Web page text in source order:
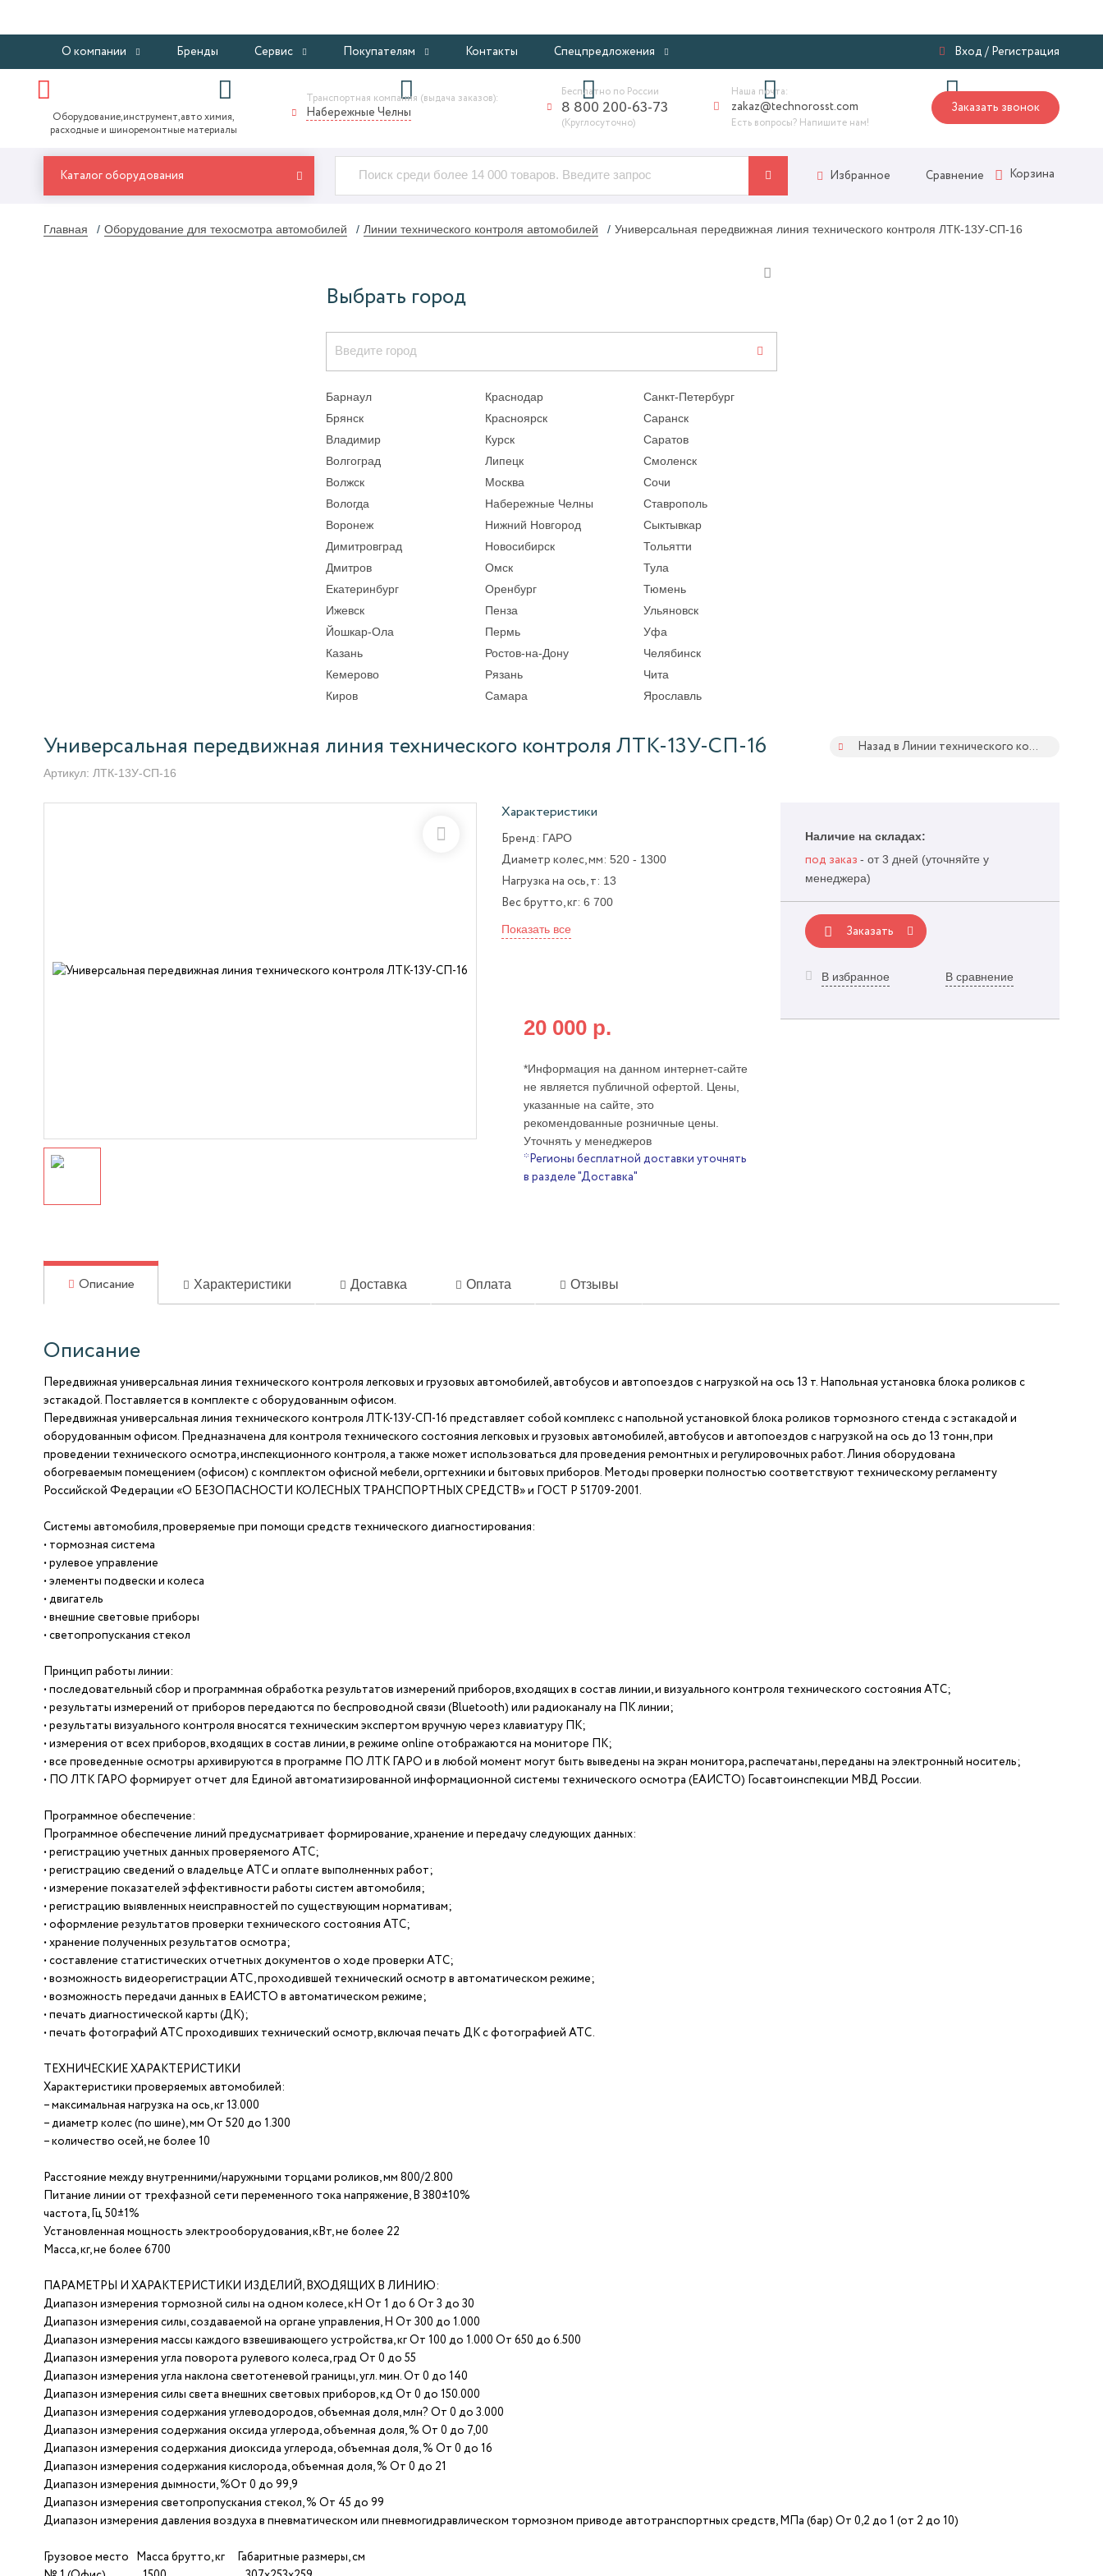
О компании Бренды Сервис Покупателям Контакты Спецпредложения Вход / Регистрация
Оборудование,инструмент,авто химия,
расходные и шиноремонтные материалы
Транспортная компания (выдача заказов):
Набережные Челны
Бесплатно по России
8 800 200-63-73
(Круглосуточно)
Наша почта:
zakaz@technorosst.com
Есть вопросы? Напишите нам!
Заказать звонок
Каталог оборудования Избранное Сравнение Корзина
Главная Оборудование для техосмотра автомобилей Линии технического контроля автомобилей Универсальная передвижная линия технического контроля ЛТК-13У-СП-16
Выбрать город
Барнаул
Брянск
Владимир
Волгоград
Волжск
Вологда
Воронеж
Димитровград
Дмитров
Екатеринбург
Ижевск
Йошкар-Ола
Казань
Кемерово
Киров
Краснодар
Красноярск
Курск
Липецк
Москва
Набережные Челны
Нижний Новгород
Новосибирск
Омск
Оренбург
Пенза
Пермь
Ростов-на-Дону
Рязань
Самара
Санкт-Петербург
Саранск
Саратов
Смоленск
Сочи
Ставрополь
Сыктывкар
Тольятти
Тула
Тюмень
Ульяновск
Уфа
Челябинск
Чита
Ярославль
Универсальная передвижная линия технического контроля ЛТК-13У-СП-16 Назад в Линии технического контроля
Артикул: ЛТК-13У-СП-16
Характеристики
Бренд: ГАРО
Диаметр колес, мм: 520 - 1300
Нагрузка на ось, т: 13
Вес брутто, кг: 6 700
Показать все
20 000 р.
*Информация на данном интернет-сайте
не является публичной офертой. Цены,
указанные на сайте, это
рекомендованные розничные цены.
Уточнять у менеджеров
*Регионы бесплатной доставки уточнять
в разделе "Доставка"
Наличие на складах:
под заказ - от 3 дней (уточняйте у
менеджера)
Заказать
В избранное В сравнение
Описание Характеристики Доставка Оплата Отзывы
Описание
Передвижная универсальная линия технического контроля легковых и грузовых автомобилей, автобусов и автопоездов с нагрузкой на ось 13 т. Напольная установка блока роликов с
эстакадой. Поставляется в комплекте с оборудованным офисом.
Передвижная универсальная линия технического контроля ЛТК-13У-СП-16 представляет собой комплекс с напольной установкой блока роликов тормозного стенда с эстакадой и
оборудованным офисом. Предназначена для контроля технического состояния легковых и грузовых автомобилей, автобусов и автопоездов с нагрузкой на ось до 13 тонн, при
проведении технического осмотра, инспекционного контроля, а также может использоваться для проведения ремонтных и регулировочных работ. Линия оборудована
обогреваемым помещением (офисом) с комплектом офисной мебели, оргтехники и бытовых приборов. Методы проверки полностью соответствуют техническому регламенту
Российской Федерации «О БЕЗОПАСНОСТИ КОЛЕСНЫХ ТРАНСПОРТНЫХ СРЕДСТВ» и ГОСТ Р 51709-2001.
Системы автомобиля, проверяемые при помощи средств технического диагностирования:
• тормозная система
• рулевое управление
• элементы подвески и колеса
• двигатель
• внешние световые приборы
• светопропускания стекол
Принцип работы линии:
• последовательный сбор и программная обработка результатов измерений приборов, входящих в состав линии, и визуального контроля технического состояния АТС;
• результаты измерений от приборов передаются по беспроводной связи (Bluetooth) или радиоканалу на ПК линии;
• результаты визуального контроля вносятся техническим экспертом вручную через клавиатуру ПК;
• измерения от всех приборов, входящих в состав линии, в режиме online отображаются на мониторе ПК;
• все проведенные осмотры архивируются в программе ПО ЛТК ГАРО и в любой момент могут быть выведены на экран монитора, распечатаны, переданы на электронный носитель;
• ПО ЛТК ГАРО формирует отчет для Единой автоматизированной информационной системы технического осмотра (ЕАИСТО) Госавтоинспекции МВД России.
Программное обеспечение:
Программное обеспечение линий предусматривает формирование, хранение и передачу следующих данных:
• регистрацию учетных данных проверяемого АТС;
• регистрацию сведений о владельце АТС и оплате выполненных работ;
• измерение показателей эффективности работы систем автомобиля;
• регистрацию выявленных неисправностей по существующим нормативам;
• оформление результатов проверки технического состояния АТС;
• хранение полученных результатов осмотра;
• составление статистических отчетных документов о ходе проверки АТС;
• возможность видеорегистрации АТС, проходившей технический осмотр в автоматическом режиме;
• возможность передачи данных в ЕАИСТО в автоматическом режиме;
• печать диагностической карты (ДК);
• печать фотографий АТС проходивших технический осмотр, включая печать ДК с фотографией АТС.
ТЕХНИЧЕСКИЕ ХАРАКТЕРИСТИКИ
Характеристики проверяемых автомобилей:
– максимальная нагрузка на ось, кг 13.000
– диаметр колес (по шине), мм От 520 до 1.300
– количество осей, не более 10
Расстояние между внутренними/наружными торцами роликов, мм 800/2.800
Питание линии от трехфазной сети переменного тока напряжение, В 380±10%
частота, Гц 50±1%
Установленная мощность электрооборудования, кВт, не более 22
Масса, кг, не более 6700
ПАРАМЕТРЫ И ХАРАКТЕРИСТИКИ ИЗДЕЛИЙ, ВХОДЯЩИХ В ЛИНИЮ:
Диапазон измерения тормозной силы на одном колесе, кН От 1 до 6 От 3 до 30
Диапазон измерения силы, создаваемой на органе управления, Н От 300 до 1.000
Диапазон измерения массы каждого взвешивающего устройства, кг От 100 до 1.000 От 650 до 6.500
Диапазон измерения угла поворота рулевого колеса, град От 0 до 55
Диапазон измерения угла наклона светотеневой границы, угл. мин. От 0 до 140
Диапазон измерения силы света внешних световых приборов, кд От 0 до 150.000
Диапазон измерения содержания углеводородов, объемная доля, млн? От 0 до 3.000
Диапазон измерения содержания оксида углерода, объемная доля, % От 0 до 7,00
Диапазон измерения содержания диоксида углерода, объемная доля, % От 0 до 16
Диапазон измерения содержания кислорода, объемная доля, % От 0 до 21
Диапазон измерения дымности, %От 0 до 99,9
Диапазон измерения светопропускания стекол, % От 45 до 99
Диапазон измерения давления воздуха в пневматическом или пневмогидравлическом тормозном приводе автотранспортных средств, МПа (бар) От 0,2 до 1 (от 2 до 10)
Грузовое место Масса брутто, кг Габаритные размеры, см